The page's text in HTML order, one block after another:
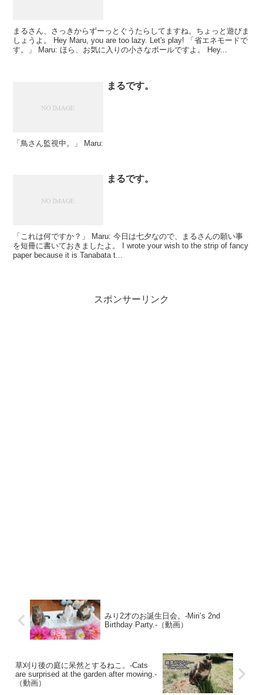
まるさん、さっきからずーっとぐうたらしてますね。ちょっと遊びま
しょうよ。 Hey Maru, you are too lazy. Let's play! 「省エネモードで
す。」 Maru: ほら、お気に入りの小さなボールですよ。 Hey...
まるです。
「鳥さん監視中。」 Maru:
まるです。
「これは何ですか？」 Maru: 今日は七夕なので、まるさんの願い事
を短冊に書いておきましたよ。 I wrote your wish to the strip of fancy
paper because it is Tanabata t...
スポンサーリンク
みり2才のお誕生日会。-Miri’s 2nd
Birthday Party.-（動画）
草刈り後の庭に呆然とするねこ。-Cats
are surprised at the garden after mowing.-
（動画）